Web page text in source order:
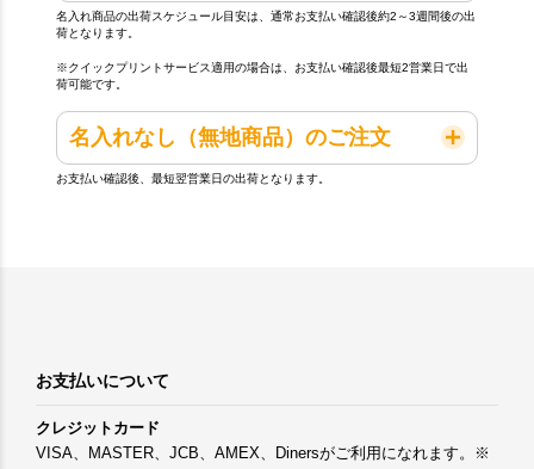
名入れ商品の出荷スケジュール目安は、通常お支払い確認後約2～3週間後の出
荷となります。
※クイックプリントサービス適用の場合は、お支払い確認後最短2営業日で出
荷可能です。
名入れなし（無地商品）のご注文
お支払い確認後、最短翌営業日の出荷となります。
お支払いについて
クレジットカード
VISA、MASTER、JCB、AMEX、Dinersがご利用になれます。※